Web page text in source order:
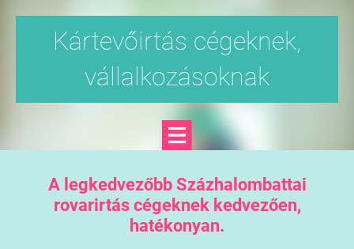
Kártevőirtás cégeknek,
vállalkozásoknak
A legkedvezőbb Százhalombattai
rovarirtás cégeknek kedvezően,
hatékonyan.